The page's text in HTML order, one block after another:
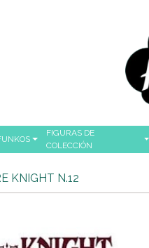
FIGURAS DE
COLECCIÓN
KNIGHT N.12